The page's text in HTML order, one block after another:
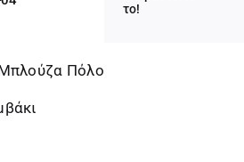
34,30 €.
το!
Πόλο